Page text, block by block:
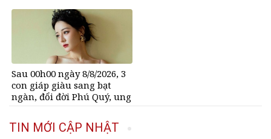
Sau 00h00 ngày 8/8/2026, 3
con giáp giàu sang bạt
ngàn, đổi đời Phú Quý, ung
càng hưng thịnh sung túc
TIN MỚI CẬP NHẬT